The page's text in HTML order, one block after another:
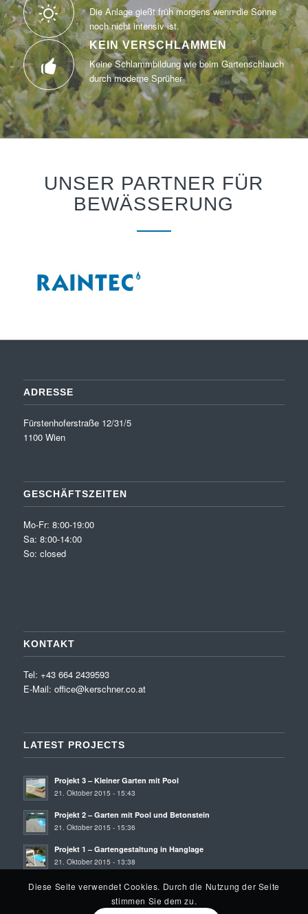
Die Anlage gießt früh morgens wenn die Sonne
noch nicht intensiv ist.
KEIN VERSCHLAMMEN
Keine Schlammbildung wie beim Gartenschlauch
durch moderne Sprüher
UNSER PARTNER FÜR
BEWÄSSERUNG
ADRESSE
Fürstenhoferstraße 12/31/5
1100 Wien
GESCHÄFTSZEITEN
Mo-Fr: 8:00-19:00
Sa: 8:00-14:00
So: closed
KONTAKT
Tel: +43 664 2439593
E-Mail: office@kerschner.co.at
LATEST PROJECTS
Projekt 3 – Kleiner Garten mit Pool
21. Oktober 2015 - 15:43
Projekt 2 – Garten mit Pool und Betonstein
21. Oktober 2015 - 15:36
Projekt 1 – Gartengestaltung in Hanglage
21. Oktober 2015 - 13:38
Diese Seite verwendet Cookies. Durch die Nutzung der Seite
stimmen Sie dem zu.